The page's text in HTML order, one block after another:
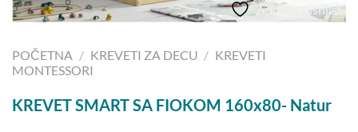
Add to Wishlist
POČETNA / KREVETI ZA DECU / KREVETI
MONTESSORI
KREVET SMART SA FIOKOM 160x80- Natur